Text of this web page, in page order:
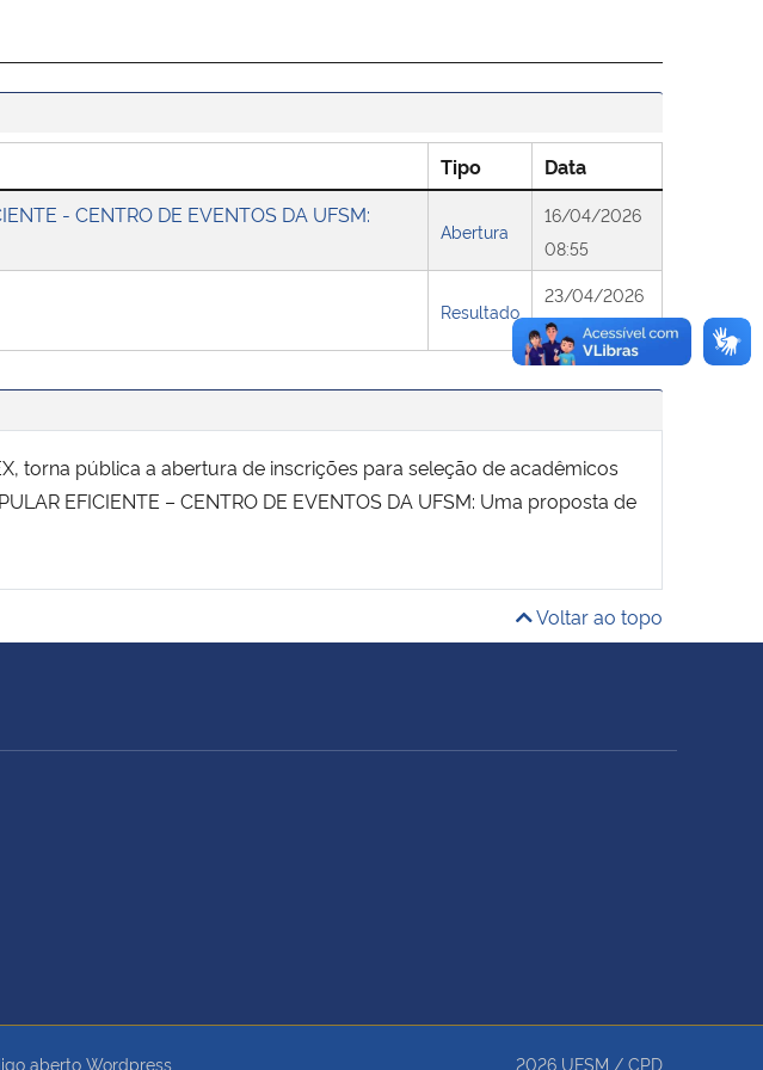
Tipo
Data
- CENTRO DE EVENTOS DA UFSM:
Abertura
16/04/2026
08:55
Resultado
23/04/2026
00:00
torna pública a abertura de inscrições para seleção de acadêmicos
EFICIENTE – CENTRO DE EVENTOS DA UFSM: Uma proposta de
Voltar ao topo
aberto Wordpress 2026 UFSM / CPD